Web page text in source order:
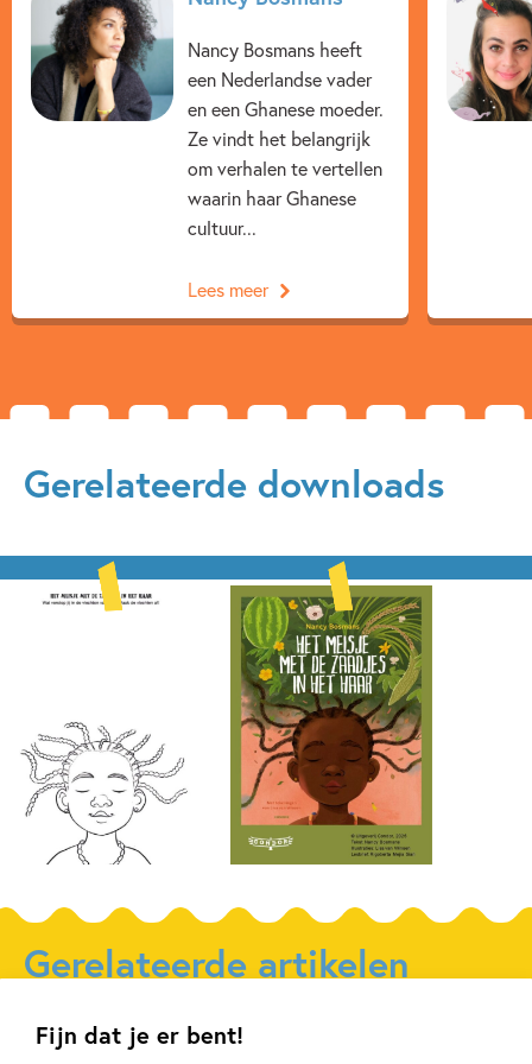
Fijn dat je er bent!
3 – 5 jaar 5 – 7 jaar
Prentenboeken
Nancy Bosmans Lisa van Winsen
Nancy Bosmans heeft
een Nederlandse vader
en een Ghanese moeder.
Ze vindt het belangrijk
om verhalen te vertellen
waarin haar Ghanese
cultuur...
Lees meer
Gerelateerde downloads
Gerelateerde artikelen
Kinderpanel